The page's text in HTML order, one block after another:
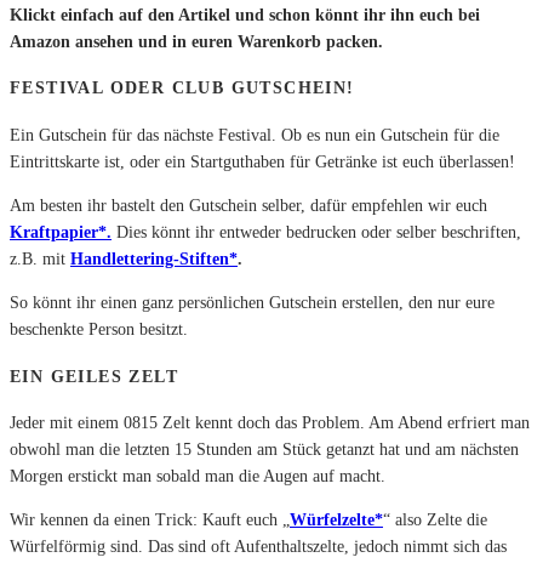
Klickt einfach auf den Artikel und schon könnt ihr ihn euch bei
Amazon ansehen und in euren Warenkorb packen.
FESTIVAL ODER CLUB GUTSCHEIN!
Ein Gutschein für das nächste Festival. Ob es nun ein Gutschein für die
Eintrittskarte ist, oder ein Startguthaben für Getränke ist euch überlassen!
Am besten ihr bastelt den Gutschein selber, dafür empfehlen wir euch
Kraftpapier*. Dies könnt ihr entweder bedrucken oder selber beschriften,
z.B. mit Handlettering-Stiften*.
So könnt ihr einen ganz persönlichen Gutschein erstellen, den nur eure
beschenkte Person besitzt.
EIN GEILES ZELT
Jeder mit einem 0815 Zelt kennt doch das Problem. Am Abend erfriert man
obwohl man die letzten 15 Stunden am Stück getanzt hat und am nächsten
Morgen erstickt man sobald man die Augen auf macht.
Wir kennen da einen Trick: Kauft euch „Würfelzelte*“ also Zelte die
Würfelförmig sind. Das sind oft Aufenthaltszelte, jedoch nimmt sich das